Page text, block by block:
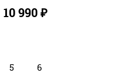
10 990 ₽
5 6